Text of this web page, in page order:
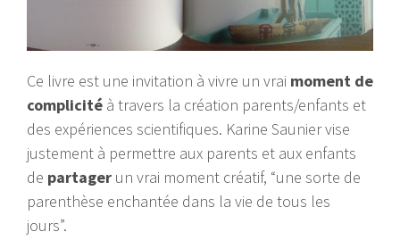
Ce livre est une invitation à vivre un vrai moment de
complicité à travers la création parents/enfants et
des expériences scientifiques. Karine Saunier vise
justement à permettre aux parents et aux enfants
de partager un vrai moment créatif, “une sorte de
parenthèse enchantée dans la vie de tous les
jours”.